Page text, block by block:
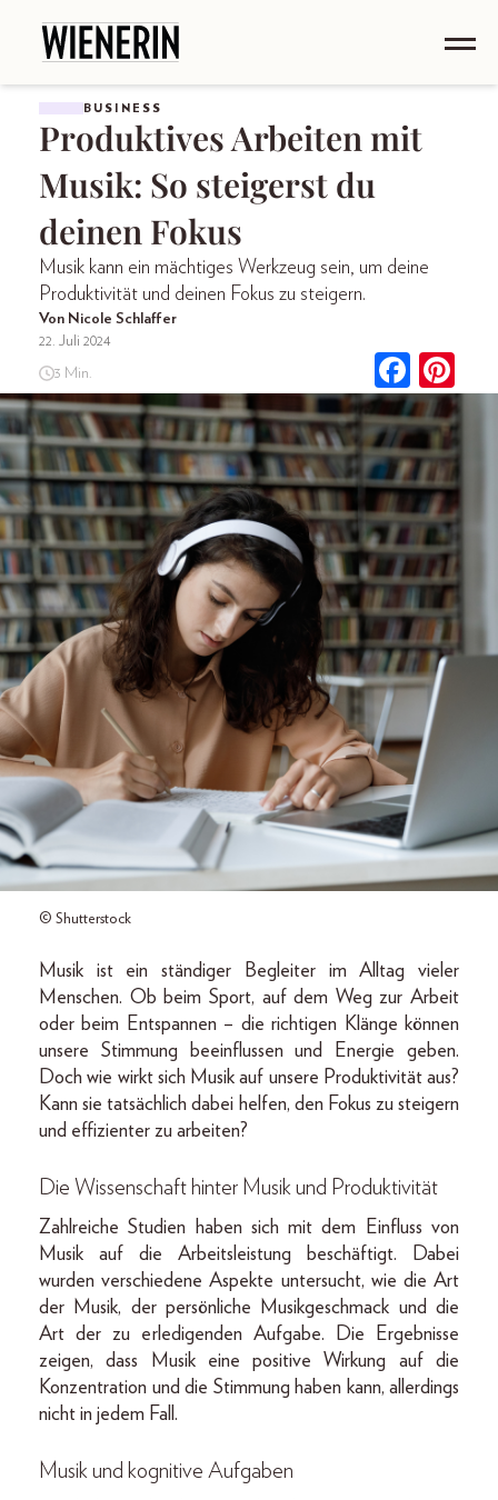
BUSINESS
Produktives Arbeiten mit
Musik: So steigerst du
deinen Fokus
Musik kann ein mächtiges Werkzeug sein, um deine
Produktivität und deinen Fokus zu steigern.
Von Nicole Schlaffer
22. Juli 2024
3 Min.
© Shutterstock
Musik ist ein ständiger Begleiter im Alltag vieler
Menschen. Ob beim Sport, auf dem Weg zur Arbeit
oder beim Entspannen – die richtigen Klänge können
unsere Stimmung beeinflussen und Energie geben.
Doch wie wirkt sich Musik auf unsere Produktivität aus?
Kann sie tatsächlich dabei helfen, den Fokus zu steigern
und effizienter zu arbeiten?
Die Wissenschaft hinter Musik und Produktivität
Zahlreiche Studien haben sich mit dem Einfluss von
Musik auf die Arbeitsleistung beschäftigt. Dabei
wurden verschiedene Aspekte untersucht, wie die Art
der Musik, der persönliche Musikgeschmack und die
Art der zu erledigenden Aufgabe. Die Ergebnisse
zeigen, dass Musik eine positive Wirkung auf die
Konzentration und die Stimmung haben kann, allerdings
nicht in jedem Fall.
Musik und kognitive Aufgaben